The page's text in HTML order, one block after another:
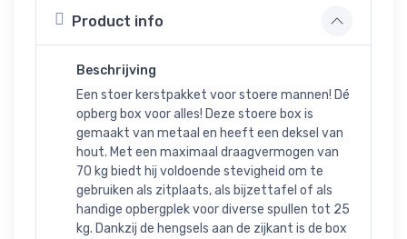
Product info
Beschrijving
Een stoer kerstpakket voor stoere mannen! Dé
opberg box voor alles! Deze stoere box is
gemaakt van metaal en heeft een deksel van
hout. Met een maximaal draagvermogen van
70 kg biedt hij voldoende stevigheid om te
gebruiken als zitplaats, als bijzettafel of als
handige opbergplek voor diverse spullen tot 25
kg. Dankzij de hengsels aan de zijkant is de box